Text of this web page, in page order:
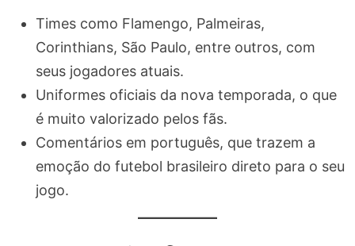
Times como Flamengo, Palmeiras,
Corinthians, São Paulo, entre outros, com
seus jogadores atuais.
Uniformes oficiais da nova temporada, o que
é muito valorizado pelos fãs.
Comentários em português, que trazem a
emoção do futebol brasileiro direto para o seu
jogo.